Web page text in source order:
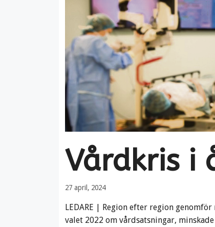
Vårdkris i
27 april, 2024
LEDARE | Region efter region
valet 2022 om vårdsatsningar,